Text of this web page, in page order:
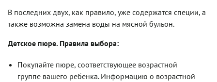
В последних двух, как правило, уже содержатся специи, а
также возможна замена воды на мясной бульон.
Детское пюре. Правила выбора:
Покупайте пюре, соответствующее возрастной
группе вашего ребенка. Информацию о возрастной